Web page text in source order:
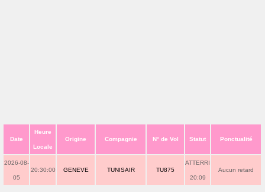
Date
Heure
Locale
Origine Compagnie N° de Vol Statut Ponctualité
2026-08-
05
20:30:00 GENEVE TUNISAIR TU875
ATTERRI
20:09
Aucun retard